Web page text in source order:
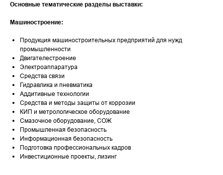
Основные тематические разделы выставки:
Машиностроение:
Продукция машиностроительных предприятий для нужд
промышленности
Двигателестроение
Электроаппаратура
Средства связи
Гидравлика и пневматика
Аддитивные технологии
Средства и методы защиты от коррозии
КИП и метрологическое оборудование
Смазочное оборудование, СОЖ
Промышленная безопасность
Информационная безопасность
Подготовка профессиональных кадров
Инвестиционные проекты, лизинг